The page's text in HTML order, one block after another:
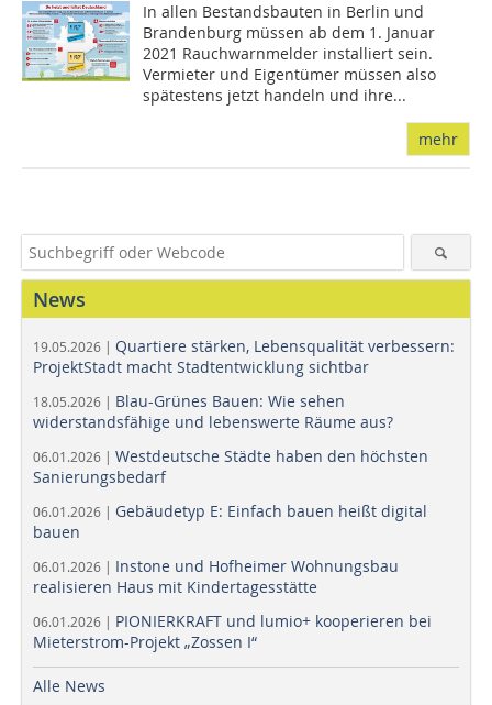
In allen Bestandsbauten in Berlin und
Brandenburg müssen ab dem 1. Januar
2021 Rauchwarnmelder installiert sein.
Vermieter und Eigentümer müssen also
spätestens jetzt handeln und ihre...
mehr
News
19.05.2026 | Quartiere stärken, Lebensqualität verbessern:
ProjektStadt macht Stadtentwicklung sichtbar
18.05.2026 | Blau-Grünes Bauen: Wie sehen
widerstandsfähige und lebenswerte Räume aus?
06.01.2026 | Westdeutsche Städte haben den höchsten
Sanierungsbedarf
06.01.2026 | Gebäudetyp E: Einfach bauen heißt digital
bauen
06.01.2026 | Instone und Hofheimer Wohnungsbau
realisieren Haus mit Kindertagesstätte
06.01.2026 | PIONIERKRAFT und lumio+ kooperieren bei
Mieterstrom-Projekt „Zossen I“
Alle News